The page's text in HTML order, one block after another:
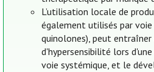
L’utilisation locale de
également utilisés par voie
quinolones), peut entraîner
d'hypersensibilité lors
voie systémique, et le